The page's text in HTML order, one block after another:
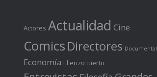
Actores Actualidad Cine
Comics Directores Documental
Economía El erizo tuerto